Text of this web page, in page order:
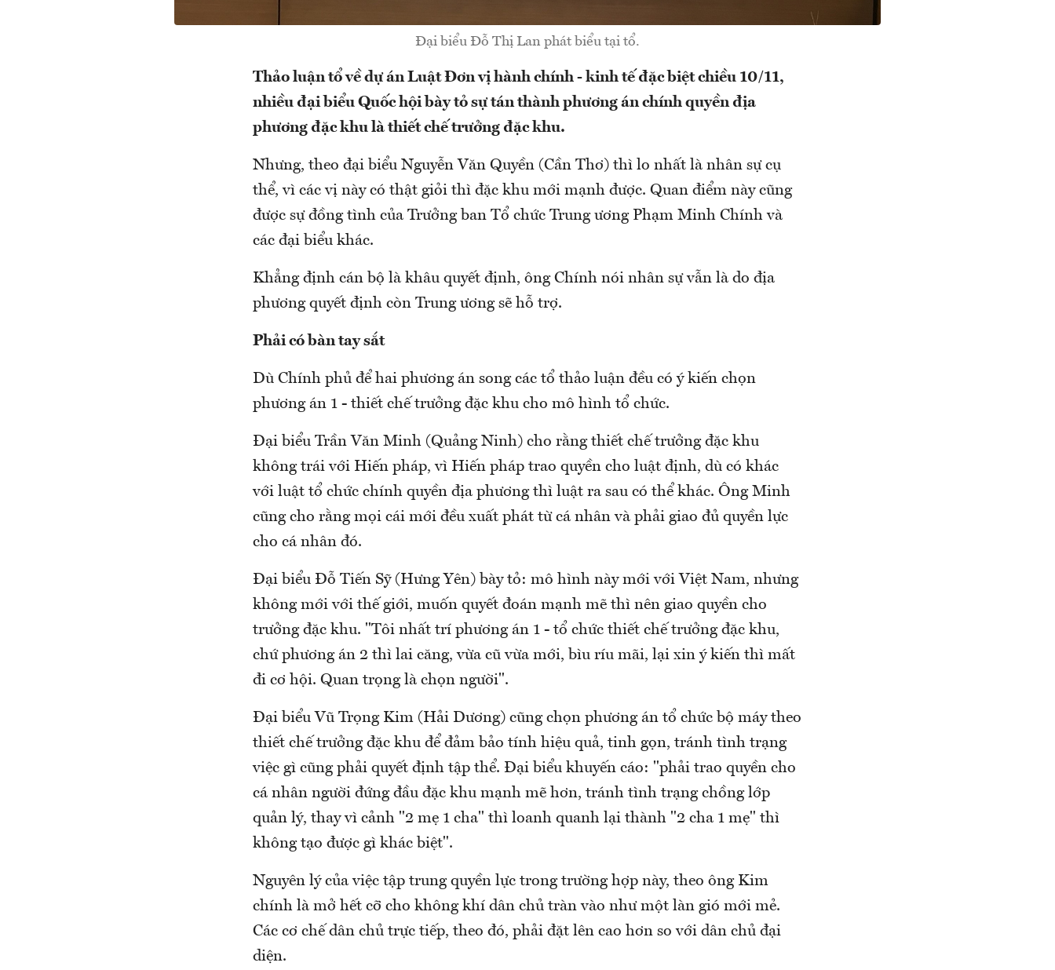
Đại biểu Đỗ Thị Lan phát biểu tại tổ.
Thảo luận tổ về dự án Luật Đơn vị hành chính - kinh tế đặc biệt chiều 10/11,
nhiều đại biểu Quốc hội bày tỏ sự tán thành phương án chính quyền địa
phương đặc khu là thiết chế trưởng đặc khu.
Nhưng, theo đại biểu Nguyễn Văn Quyền (Cần Thơ) thì lo nhất là nhân sự cụ
thể, vì các vị này có thật giỏi thì đặc khu mới mạnh được. Quan điểm này cũng
được sự đồng tình của Trưởng ban Tổ chức Trung ương Phạm Minh Chính và
các đại biểu khác.
Khẳng định cán bộ là khâu quyết định, ông Chính nói nhân sự vẫn là do địa
phương quyết định còn Trung ương sẽ hỗ trợ.
Phải có bàn tay sắt
Dù Chính phủ để hai phương án song các tổ thảo luận đều có ý kiến chọn
phương án 1 - thiết chế trưởng đặc khu cho mô hình tổ chức.
Đại biểu Trần Văn Minh (Quảng Ninh) cho rằng thiết chế trưởng đặc khu
không trái với Hiến pháp, vì Hiến pháp trao quyền cho luật định, dù có khác
với luật tổ chức chính quyền địa phương thì luật ra sau có thể khác. Ông Minh
cũng cho rằng mọi cái mới đều xuất phát từ cá nhân và phải giao đủ quyền lực
cho cá nhân đó.
Đại biểu Đỗ Tiến Sỹ (Hưng Yên) bày tỏ: mô hình này mới với Việt Nam, nhưng
không mới với thế giới, muốn quyết đoán mạnh mẽ thì nên giao quyền cho
trưởng đặc khu. "Tôi nhất trí phương án 1 - tổ chức thiết chế trưởng đặc khu,
chứ phương án 2 thì lai căng, vừa cũ vừa mới, bìu ríu mãi, lại xin ý kiến thì mất
đi cơ hội. Quan trọng là chọn người".
Đại biểu Vũ Trọng Kim (Hải Dương) cũng chọn phương án tổ chức bộ máy theo
thiết chế trưởng đặc khu để đảm bảo tính hiệu quả, tinh gọn, tránh tình trạng
việc gì cũng phải quyết định tập thể. Đại biểu khuyến cáo: "phải trao quyền cho
cá nhân người đứng đầu đặc khu mạnh mẽ hơn, tránh tình trạng chồng lớp
quản lý, thay vì cảnh "2 mẹ 1 cha" thì loanh quanh lại thành "2 cha 1 mẹ" thì
không tạo được gì khác biệt".
Nguyên lý của việc tập trung quyền lực trong trường hợp này, theo ông Kim
chính là mở hết cỡ cho không khí dân chủ tràn vào như một làn gió mới mẻ.
Các cơ chế dân chủ trực tiếp, theo đó, phải đặt lên cao hơn so với dân chủ đại
diện.